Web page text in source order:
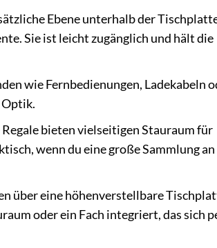
Ebene unterhalb der
Sie ist leicht zugänglich und hält die
wie Fernbedienungen, Ladekabeln
Optik.
bieten vielseitigen Stauraum für
wenn du eine große Sammlung an
über eine höhenverstellbare
oder ein Fach integriert, das sich